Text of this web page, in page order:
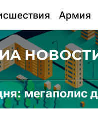
Армия
мегаполис